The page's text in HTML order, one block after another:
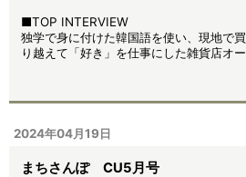
■TOP INTERVIEW
独学で身に付けた韓国語を使い、現地で
り越えて「好き」を仕事にした雑貨店オ
2024年04月19日
まちさんぽ CU5月号